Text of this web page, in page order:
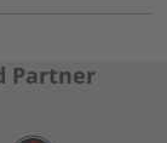
Partner